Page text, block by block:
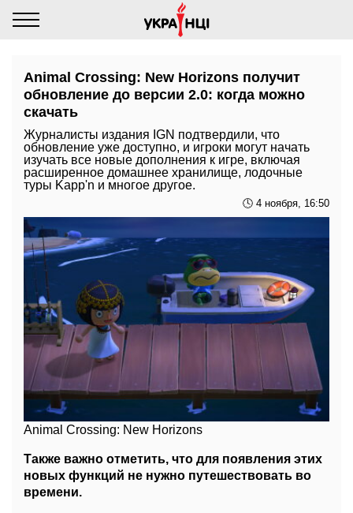
Animal Crossing: New Horizons получит
обновление до версии 2.0: когда можно
скачать
Журналисты издания IGN подтвердили, что
обновление уже доступно, и игроки могут начать
изучать все новые дополнения к игре, включая
расширенное домашнее хранилище, лодочные
туры Kapp'n и многое другое.
🕓 4 ноября, 16:50
Animal Crossing: New Horizons
Также важно отметить, что для появления этих
новых функций не нужно путешествовать во
времени.